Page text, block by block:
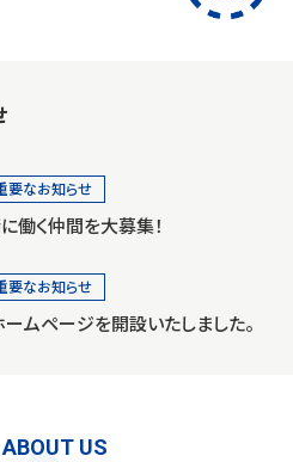
要なお知らせ
働く仲間を大募集！
要なお知らせ
ムページを開設いたしました。
ABOUT US